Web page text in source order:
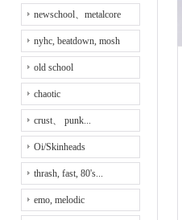
newschool、metalcore
nyhc, beatdown, mosh
old school
chaotic
crust、 punk...
Oi/Skinheads
thrash, fast, 80's...
emo, melodic